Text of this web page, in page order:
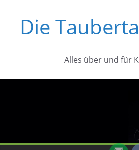
springenDie
Alles über und für